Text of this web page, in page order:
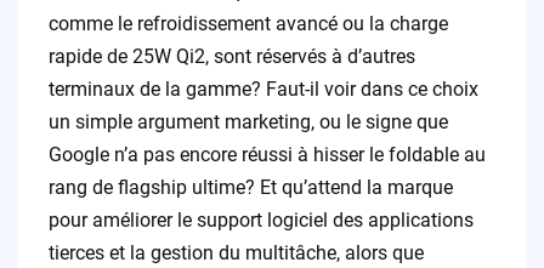
comme le refroidissement avancé ou la charge
rapide de 25W Qi2, sont réservés à d’autres
terminaux de la gamme? Faut-il voir dans ce choix
un simple argument marketing, ou le signe que
Google n’a pas encore réussi à hisser le foldable au
rang de flagship ultime? Et qu’attend la marque
pour améliorer le support logiciel des applications
tierces et la gestion du multitâche, alors que